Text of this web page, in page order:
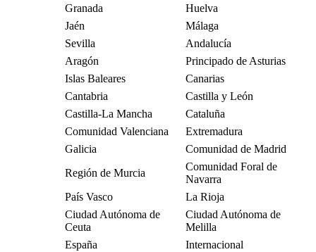
Granada
Huelva
Jaén
Málaga
Sevilla
Andalucía
Aragón
Principado de Asturias
Islas Baleares
Canarias
Cantabria
Castilla y León
Castilla-La Mancha
Cataluña
Comunidad Valenciana
Extremadura
Galicia
Comunidad de Madrid
Región de Murcia
Comunidad Foral de
Navarra
País Vasco
La Rioja
Ciudad Autónoma de
Ceuta
Ciudad Autónoma de
Melilla
España
Internacional